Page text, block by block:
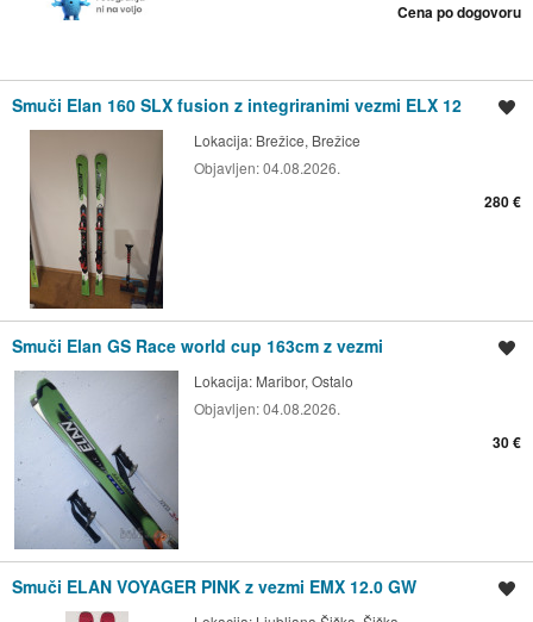
Cena po dogovoru
Smuči Elan 160 SLX fusion z integriranimi vezmi ELX 12
Lokacija: Brežice, Brežice
Objavljen:04.08.2026.
280 €
Smuči Elan GS Race world cup 163cm z vezmi
Lokacija: Maribor, Ostalo
Objavljen:04.08.2026.
30 €
Smuči ELAN VOYAGER PINK z vezmi EMX 12.0 GW